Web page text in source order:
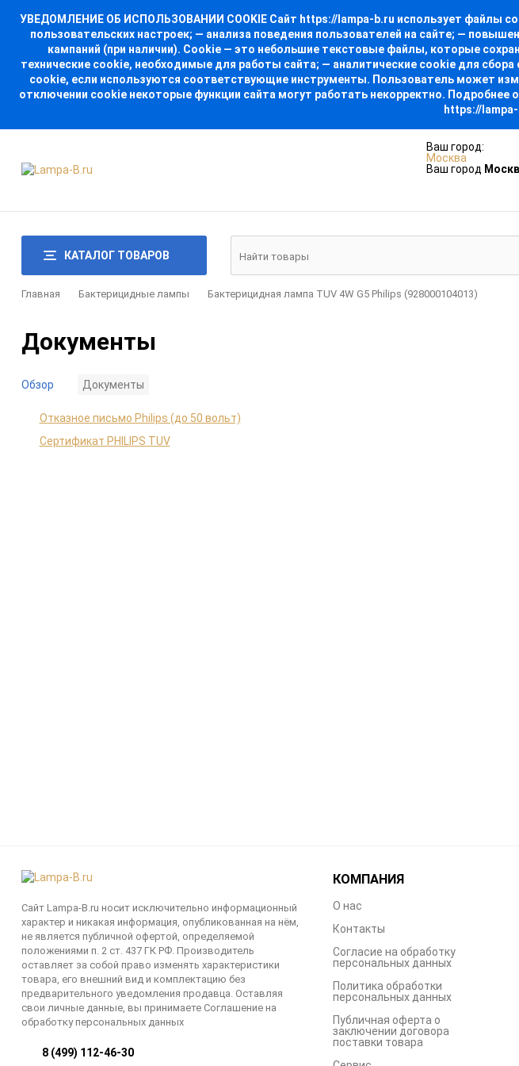
УВЕДОМЛЕНИЕ ОБ ИСПОЛЬЗОВАНИИ COOKIE Сайт https://lampa-b.ru использует файлы
пользовательских настроек; — анализа поведения пользователей на сайте; —
кампаний (при наличии). Cookie — это небольшие текстовые файлы, которые
технические cookie, необходимые для работы сайта; — аналитические cookie для
cookie, если используются соответствующие инструменты. Пользователь может
отключении cookie некоторые функции сайта могут работать некорректно.
https://
Ваш город:
Москва
Ваш город
КАТАЛОГ ТОВАРОВ
Главная Бактерицидные лампы Бактерицидная лампа TUV 4W G5 Philips (928000104013)
Документы
Обзор Документы
Отказное письмо Philips (до 50 вольт)
Сертификат PHILIPS TUV
Сайт Lampa-B.ru носит исключительно информационный
характер и никакая информация, опубликованная на нём,
не является публичной офертой, определяемой
положениями п. 2 ст. 437 ГК РФ. Производитель
оставляет за собой право изменять характеристики
товара, его внешний вид и комплектацию без
предварительного уведомления продавца. Оставляя
свои личные данные, вы принимаете Соглашение на
обработку персональных данных
8 (499) 112-46-30
КОМПАНИЯ
О нас
Контакты
Согласие на обработку
персональных данных
Политика обработки
персональных данных
Публичная оферта о
заключении договора
поставки товара